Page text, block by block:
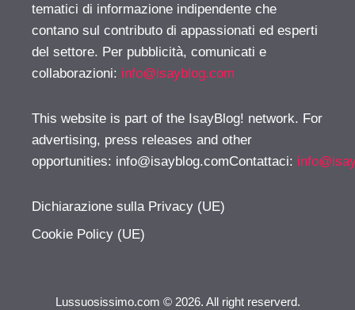
tematici di informazione indipendente che
contano sul contributo di appassionati ed esperti
del settore. Per pubblicità, comunicati e
collaborazioni: info@isayblog.com
This website is part of the IsayBlog! network. For
advertising, press releases and other
opportunities: info@isayblog.comContattaci:
Dichiarazione sulla Privacy (UE)
Cookie Policy (UE)
Lussuosissimo.com © 2026. All right reserverd.